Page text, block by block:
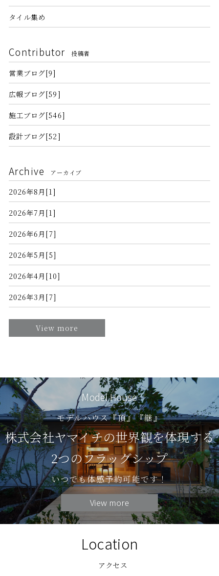
タイル集め
Contributor 投稿者
営業ブログ[9]
広報ブログ[59]
施工ブログ[546]
設計ブログ[52]
Archive アーカイブ
2026年8月[1]
2026年7月[1]
2026年6月[7]
2026年5月[5]
2026年4月[10]
2026年3月[7]
View more
Model House
モデルハウス『頂』『継』
株式会社ヤマイチの世界観を体現する
2つのフラッグシップ
いつでも体感予約可能です！
View more
Location
アクセス